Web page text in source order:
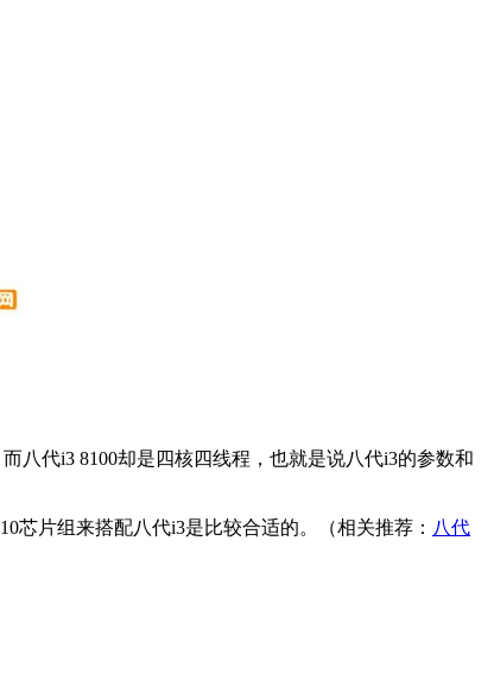
八代i3 8100却是四核四线程，也就是说八代i3的参数和
芯片组来搭配八代i3是比较合适的。（相关推荐： 八代